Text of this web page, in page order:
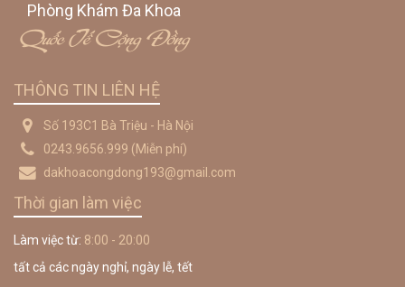
Phòng Khám Đa Khoa
Quốc Tế Cộng Đồng
THÔNG TIN LIÊN HỆ
Số 193C1 Bà Triệu - Hà Nội
0243.9656.999 (Miễn phí)
dakhoacongdong193@gmail.com
Thời gian làm việc
Làm việc từ: 8:00 - 20:00
tất cả các ngày nghỉ, ngày lễ, tết